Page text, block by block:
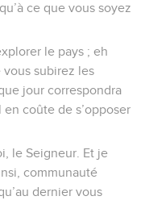
ce que vous soyez
le pays ; eh
vous subirez les
jour correspondra
coûte de s’opposer
le Seigneur. Et je
communauté
dernier vous